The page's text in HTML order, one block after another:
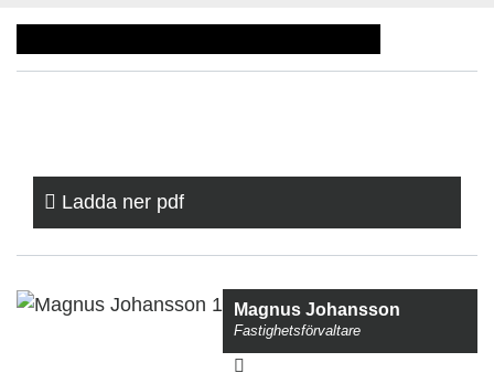
Ladda ner pdf
Magnus Johansson
Fastighetsförvaltare